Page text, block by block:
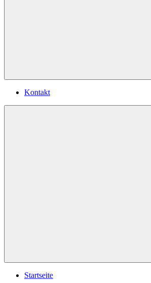
Kontakt
Startseite